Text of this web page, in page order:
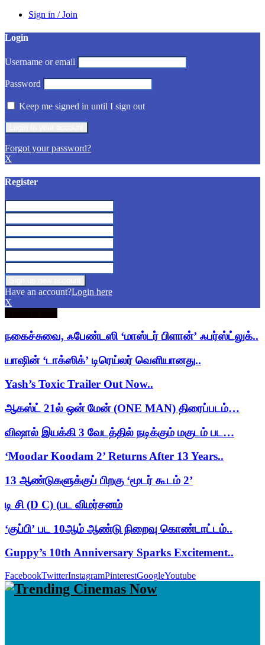
Sign in / Join
Login
Username or email
Password
Keep me signed in until I sign out
Forgot your password?
X
Register
Have an account?Login here
X
நகைச்சுவை, ஃபேண்டஸி ‘மாஸ்டர் பிளான்’ ஃபர்ஸ்ட்லுக்..
யாஷின் ‘டாக்ஸிக்’ டிரெய்லர் வெளியானது..
Yash’s Toxic Trailer Out Now..
ஆகஸ்ட் 21ல் ஒன் மேன் (ONE MAN) திரைப்படம்…
விஷால் இயக்கி 3 வேடத்தில் நடிக்கும் மகுடம் பட…
‘Moodar Koodam 2’ Returns After 13 Years..
13 ஆண்டுகளுக்குப் பிறகு ‘மூடர் கூடம் 2’
டி சி (D C) (பட விமர்சனம்
‘குப்பி’ பட 10ஆம் ஆண்டு நிறைவு கொண்டாட்டம்..
Guppy’s 10th Anniversary Sparks Excitement..
FacebookTwitterInstagramPinterestGoogleYoutube